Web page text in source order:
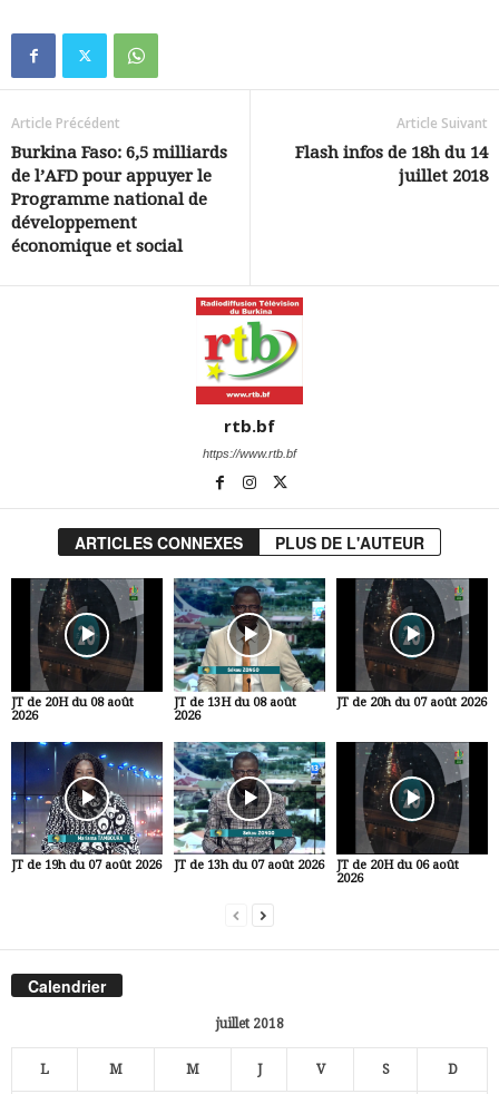
Article Précédent
Burkina Faso: 6,5 milliards
de l’AFD pour appuyer le
Programme national de
développement
économique et social
Article Suivant
Flash infos de 18h du 14
juillet 2018
rtb.bf
https://www.rtb.bf
ARTICLES CONNEXES PLUS DE L'AUTEUR
JT de 20H du 08 août
2026
JT de 13H du 08 août
2026
JT de 20h du 07 août 2026
JT de 19h du 07 août 2026 JT de 13h du 07 août 2026
JT de 20H du 06 août
2026
Calendrier
juillet 2018
L M M J V S D